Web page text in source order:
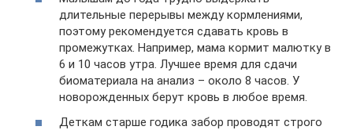
длительные перерывы между кормлениями,
поэтому рекомендуется сдавать кровь в
промежутках. Например, мама кормит малютку в
6 и 10 часов утра. Лучшее время для сдачи
биоматериала на анализ – около 8 часов. У
новорожденных берут кровь в любое время.
Деткам старше годика забор проводят строго